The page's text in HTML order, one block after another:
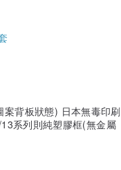
背板狀態) 日本無毒印刷
系列則純塑膠框(無金屬